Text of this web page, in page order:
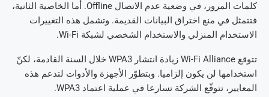
كلمات المرور، في وضعية عدم الاتصال Offline. أما الخاصية الثانية،
فتتمثل في منع اختراق البيانات القديمة. وتشمل هذه التغييرات
الاستخدام المنزلي والاستخدام الشخصي لشبكة Wi-Fi.
تتوقع Wi-Fi Alliance زيادة انتشار WPA3 خلال السنة القادمة، لكنّ
استخدامها لن يكون إلزاميا. وبتطوّر الأجهزة والأدوات لتدعم هذه
المعايير، تتوقّع الشركة تسارعا في عملية اعتماد WPA3.